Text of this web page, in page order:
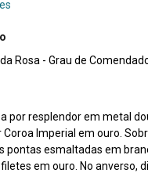
Rosa - Grau de
por resplendor em metal
Imperial em ouro.
pontas esmaltadas em
em ouro. No anverso,